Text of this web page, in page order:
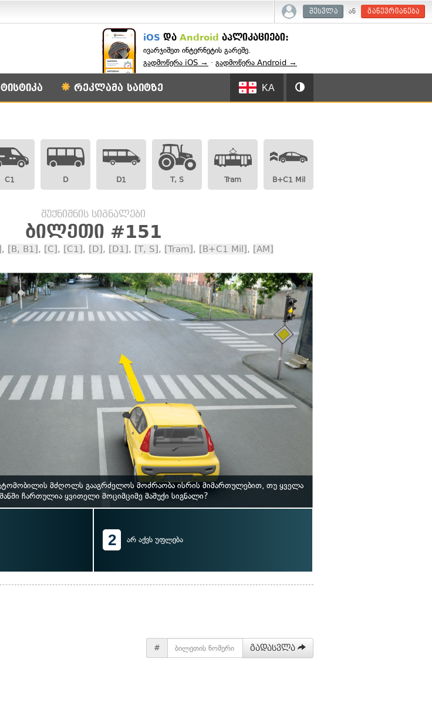
შესვლა ან გაწევრიანება
iOS და Android აპლიკაციები:
ივარჯიშეთ ინტერნეტის გარეშე.
გადმოწერა iOS → · გადმოწერა Android →
რეკლამა საიტზე KA
C1 D D1 T, S Tram B+C1 Mil
შუქნიშნის სიგნალები
ბილეთი #151
, [B, B1], [C], [C1], [D], [D1], [T, S], [Tram], [B+C1 Mil], [AM]
მძღოლს გააგრძელოს მოძრაობა ისრის მიმართულებით, თუ ყველა
ჩართულია ყვითელი მოციმციმე მაშუქი სიგნალი?
2 არ აქვს უფლება
# გადასვლა